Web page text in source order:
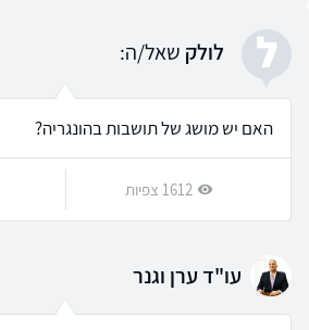
ל לולק שאל/ה:
האם יש מושג של תושבות בהונגריה?
1612 צפיות
עו"ד ערן וגנר